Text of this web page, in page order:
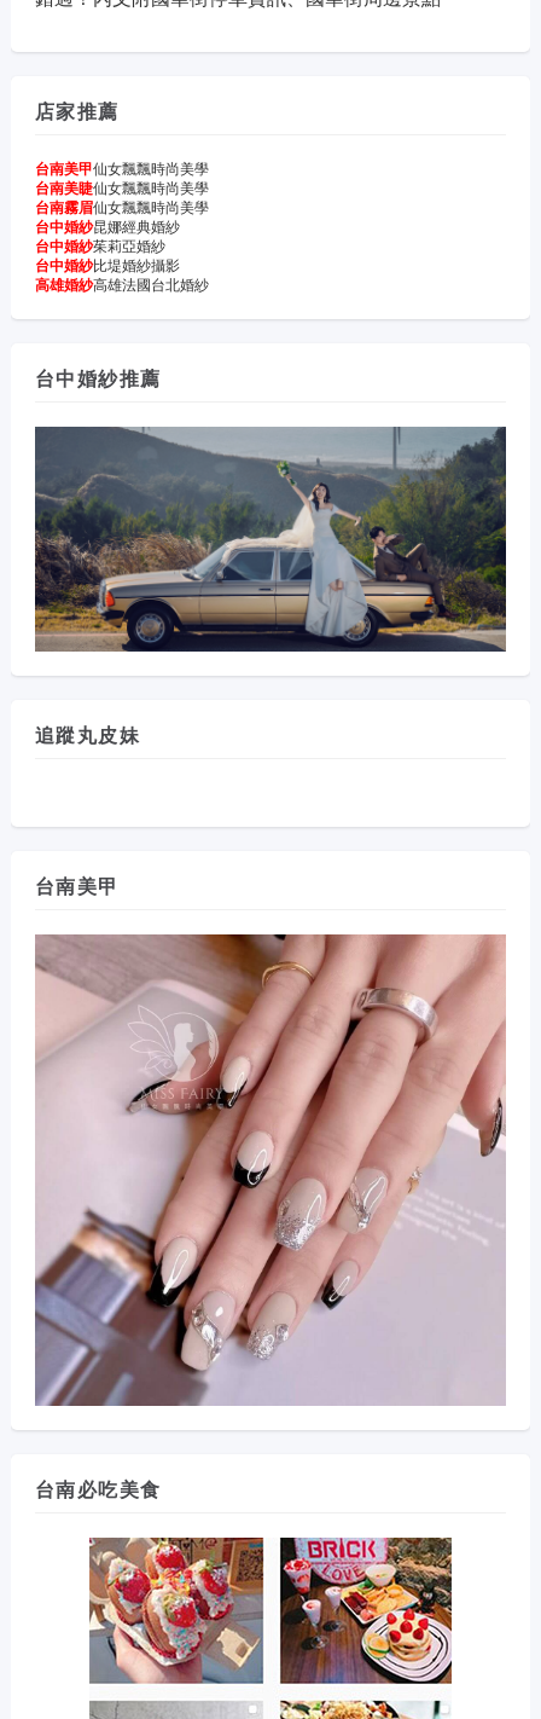
店家推薦
台南美甲仙女飄飄時尚美學
台南美睫仙女飄飄時尚美學
台南霧眉仙女飄飄時尚美學
台中婚紗昆娜經典婚紗
台中婚紗茱莉亞婚紗
台中婚紗比堤婚紗攝影
高雄婚紗高雄法國台北婚紗
台中婚紗推薦
追蹤丸皮妹
台南美甲
台南必吃美食